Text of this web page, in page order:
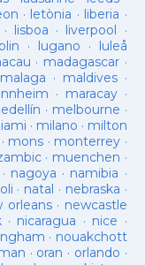
· letònia · liberia ·
· lisboa · liverpool ·
· lugano · luleå
· madagascar·
malaga · maldives·
· maracay·
· melbourne ·
· milano · milton
· mons · monterrey ·
· muenchen ·
· nagoya · namibia ·
· natal · nebraska ·
orleans· newcastle
· nicaragua · nice ·
· nouakchott
· oran · orlando ·